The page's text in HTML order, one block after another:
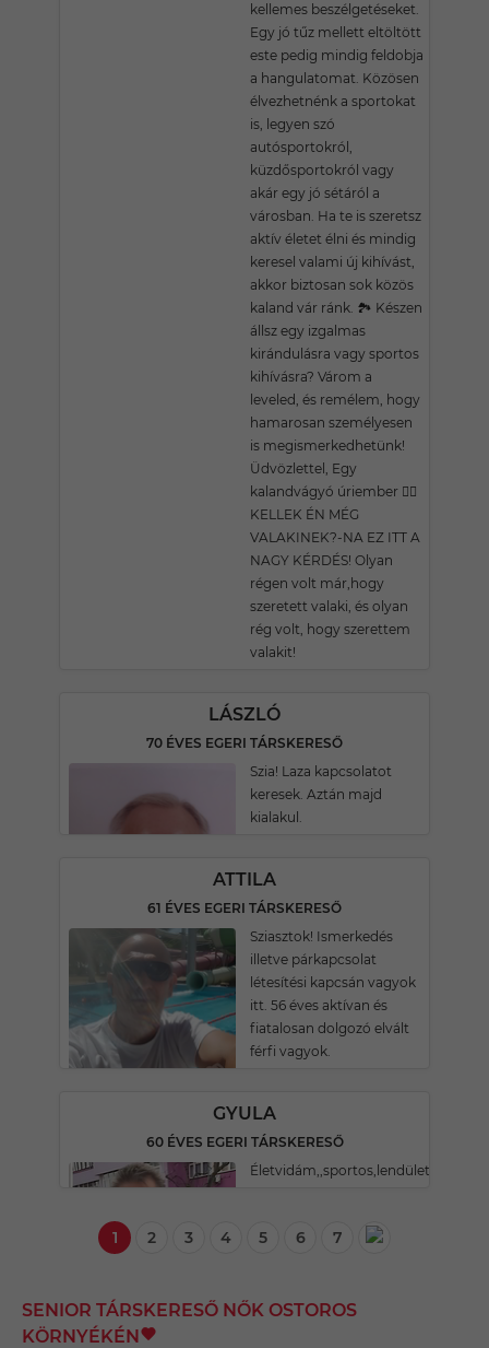
kellemes beszélgetéseket.
Egy jó tűz mellett eltöltött
este pedig mindig feldobja
a hangulatomat. Közösen
élvezhetnénk a sportokat
is, legyen szó
autósportokról,
küzdősportokról vagy
akár egy jó sétáról a
városban. Ha te is szeretsz
aktív életet élni és mindig
keresel valami új kihívást,
akkor biztosan sok közös
kaland vár ránk. 🏞️ Készen
állsz egy izgalmas
kirándulásra vagy sportos
kihívásra? Várom a
leveled, és remélem, hogy
hamarosan személyesen
is megismerkedhetünk!
Üdvözlettel, Egy
kalandvágyó úriember 🚴‍♂️
KELLEK ÉN MÉG
VALAKINEK?-NA EZ ITT A
NAGY KÉRDÉS! Olyan
régen volt már,hogy
szeretett valaki, és olyan
rég volt, hogy szerettem
valakit!
LÁSZLÓ
70 ÉVES EGERI TÁRSKERESŐ
Szia! Laza kapcsolatot
keresek. Aztán majd
kialakul.
ATTILA
61 ÉVES EGERI TÁRSKERESŐ
Sziasztok! Ismerkedés
illetve párkapcsolat
létesítési kapcsán vagyok
itt. 56 éves aktívan és
fiatalosan dolgozó elvált
férfi vagyok.
GYULA
60 ÉVES EGERI TÁRSKERESŐ
1 2 3 4 5 6 7
SENIOR TÁRSKERESŐ NŐK OSTOROS
KÖRNYÉKÉN